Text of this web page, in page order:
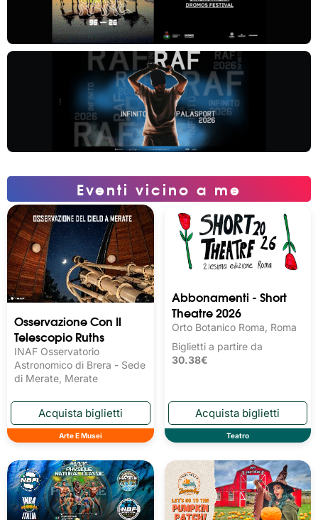
Eventi vicino a me
Osservazione Con Il
Telescopio Ruths
INAF Osservatorio
Astronomico di Brera - Sede
di Merate, Merate
Arte E Musei
Abbonamenti - Short
Theatre 2026
Orto Botanico Roma, Roma
Biglietti a partire da
30.38€
Teatro